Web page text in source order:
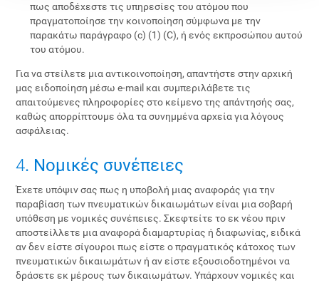
πως αποδέχεστε τις υπηρεσίες του ατόμου που
πραγματοποίησε την κοινοποίηση σύμφωνα με την
παρακάτω παράγραφο (c) (1) (C), ή ενός εκπροσώπου αυτού
του ατόμου.
Για να στείλετε μια αντικοινοποίηση, απαντήστε στην αρχική
μας ειδοποίηση μέσω e-mail και συμπεριλάβετε τις
απαιτούμενες πληροφορίες στο κείμενο της απάντησής σας,
καθώς απορρίπτουμε όλα τα συνημμένα αρχεία για λόγους
ασφάλειας.
4. Νομικές συνέπειες
Έχετε υπόψιν σας πως η υποβολή μιας αναφοράς για την
παραβίαση των πνευματικών δικαιωμάτων είναι μια σοβαρή
υπόθεση με νομικές συνέπειες. Σκεφτείτε το εκ νέου πριν
αποστείλλετε μια αναφορά διαμαρτυρίας ή διαφωνίας, ειδικά
αν δεν είστε σίγουροι πως είστε ο πραγματικός κάτοχος των
πνευματικών δικαιωμάτων ή αν είστε εξουσιοδοτημένοι να
δράσετε εκ μέρους των δικαιωμάτων. Υπάρχουν νομικές και